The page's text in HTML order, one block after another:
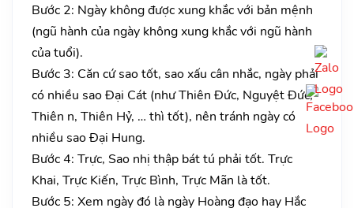
Bước 2: Ngày không được xung khắc với bản mệnh
(ngũ hành của ngày không xung khắc với ngũ hành
của tuổi).
Bước 3: Căn cứ sao tốt, sao xấu cân nhắc, ngày phải
có nhiều sao Đại Cát (như Thiên Đức, Nguyệt Đức,
Thiên n, Thiên Hỷ, … thì tốt), nên tránh ngày có
nhiều sao Đại Hung.
Bước 4: Trực, Sao nhị thập bát tú phải tốt. Trực
Khai, Trực Kiến, Trực Bình, Trực Mãn là tốt.
Bước 5: Xem ngày đó là ngày Hoàng đạo hay Hắc